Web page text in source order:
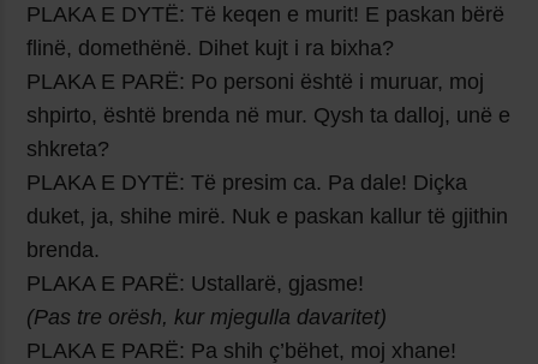
PLAKA E DYTË: Të keqen e murit! E paskan bërë
flinë, domethënë. Dihet kujt i ra bixha?
PLAKA E PARË: Po personi është i muruar, moj
shpirto, është brenda në mur. Qysh ta dalloj, unë e
shkreta?
PLAKA E DYTË: Të presim ca. Pa dale! Diçka
duket, ja, shihe mirë. Nuk e paskan kallur të gjithin
brenda.
PLAKA E PARË: Ustallarë, gjasme!
(Pas tre orësh, kur mjegulla davaritet)
PLAKA E PARË: Pa shih ç’bëhet, moj xhane!